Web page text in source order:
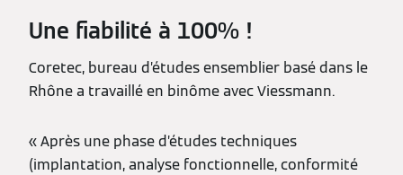
Une fiabilité à 100% !
Coretec, bureau d’études ensemblier basé dans le
Rhône a travaillé en binôme avec Viessmann.
« Après une phase d’études techniques
(implantation, analyse fonctionnelle, conformité